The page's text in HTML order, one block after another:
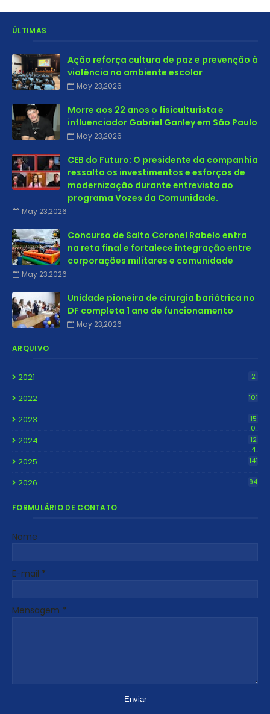
ÚLTIMAS
Ação reforça cultura de paz e prevenção à
violência no ambiente escolar
May 23,2026
Morre aos 22 anos o fisiculturista e
influenciador Gabriel Ganley em São Paulo
May 23,2026
CEB do Futuro: O presidente da companhia
ressalta os investimentos e esforços de
modernização durante entrevista ao
programa Vozes da Comunidade.
May 23,2026
Concurso de Salto Coronel Rabelo entra
na reta final e fortalece integração entre
corporações militares e comunidade
May 23,2026
Unidade pioneira de cirurgia bariátrica no
DF completa 1 ano de funcionamento
May 23,2026
ARQUIVO
2021 2
2022 101
2023
15
0
2024
12
4
2025 141
2026 94
FORMULÁRIO DE CONTATO
Nome
E-mail *
Mensagem *